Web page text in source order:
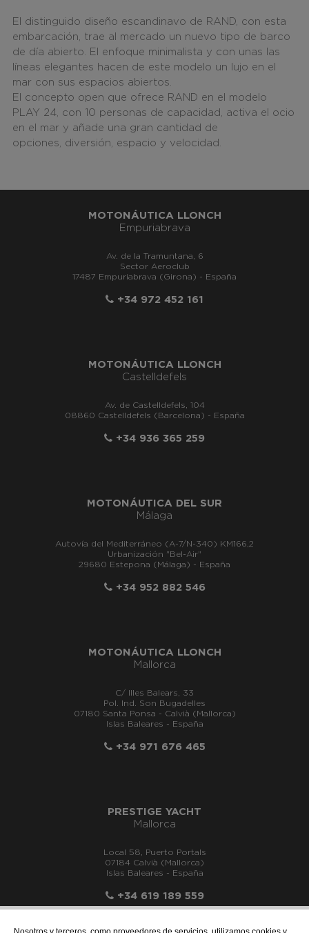
El distinguido diseño escandinavo de RAND, con esta
embarcación, trae al mercado un nuevo tipo de barco
de día abierto. El enfoque minimalista y con unas las
líneas elegantes hacen de este modelo un lujo en el
mar con sus espacios abiertos.
El concepto open que ofrece RAND en el modelo
PLAY 24, con 10 personas de capacidad, activa el ocio
en el mar y añade una gran cantidad de
opciones, diversión, espacio y velocidad.
MOTONÁUTICA LLONCH
Empuriabrava
Av. de la Tramuntana, 6
Sector Aeroclub
17487 Empuriabrava (Girona) - España
+34 972 452 161
MOTONÁUTICA LLONCH
Castelldefels
Av. de Castelldefels, 104
08860 Castelldefels (Barcelona) - España
+34 936 365 259
MOTONÁUTICA DEL SUR
Málaga
Autovía del Mediterráneo (A-7/N-340) KM166,2
Urbanización "Bel-Air"
29680 Estepona (Málaga) - España
+34 952 882 546
MOTONÁUTICA LLONCH
Mallorca
C/ Illes Balears, 33
Pol. Ind. Son Bugadelles
07180 Santa Ponsa - Calvià (Mallorca)
Islas Baleares - España
+34 971 676 465
PRESTIGE YACHT
Mallorca
Local 58, Puerto Portals
07184 Calvià (Mallorca)
Islas Baleares - España
+34 619 189 559